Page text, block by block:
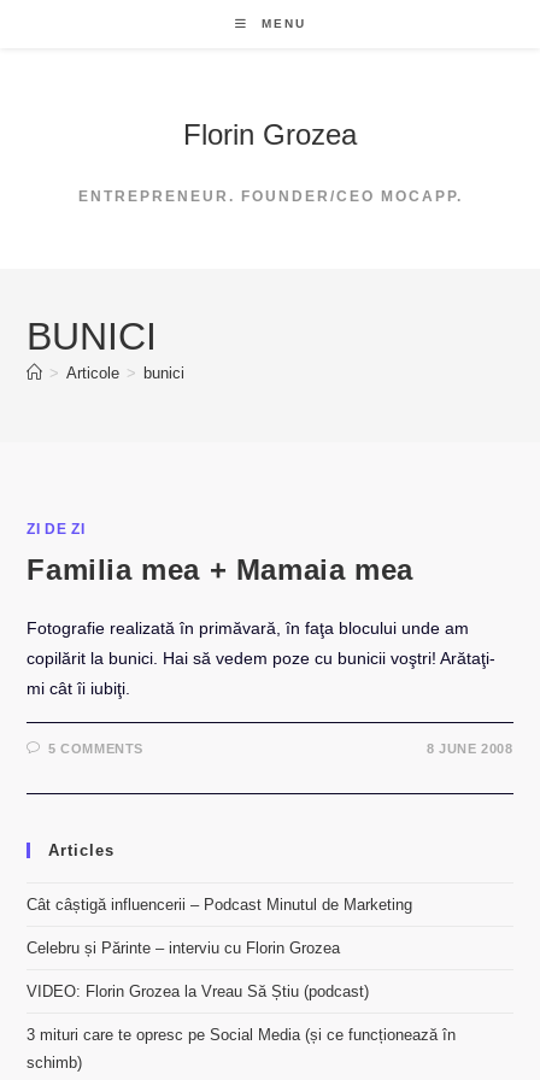
MENU
Florin Grozea
ENTREPRENEUR. FOUNDER/CEO MOCAPP.
BUNICI
> Articole > bunici
ZI DE ZI
Familia mea + Mamaia mea
Fotografie realizată în primăvară, în faţa blocului unde am
copilărit la bunici. Hai să vedem poze cu bunicii voştri! Arătaţi-
mi cât îi iubiţi.
5 COMMENTS 8 JUNE 2008
Articles
Cât câștigă influencerii – Podcast Minutul de Marketing
Celebru și Părinte – interviu cu Florin Grozea
VIDEO: Florin Grozea la Vreau Să Știu (podcast)
3 mituri care te opresc pe Social Media (și ce funcționează în
schimb)